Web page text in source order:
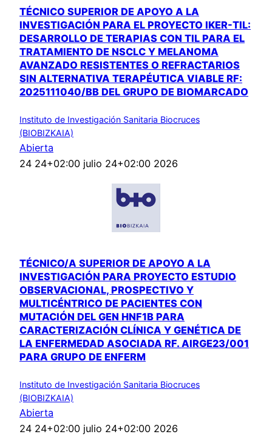
TÉCNICO SUPERIOR DE APOYO A LA
INVESTIGACIÓN PARA EL PROYECTO IKER-TIL:
DESARROLLO DE TERAPIAS CON TIL PARA EL
TRATAMIENTO DE NSCLC Y MELANOMA
AVANZADO RESISTENTES O REFRACTARIOS
SIN ALTERNATIVA TERAPÉUTICA VIABLE RF:
2025111040/BB DEL GRUPO DE BIOMARCADO
Instituto de Investigación Sanitaria Biocruces
(BIOBIZKAIA)
Abierta
24 24+02:00 julio 24+02:00 2026
TÉCNICO/A SUPERIOR DE APOYO A LA
INVESTIGACIÓN PARA PROYECTO ESTUDIO
OBSERVACIONAL, PROSPECTIVO Y
MULTICÉNTRICO DE PACIENTES CON
MUTACIÓN DEL GEN HNF1B PARA
CARACTERIZACIÓN CLÍNICA Y GENÉTICA DE
LA ENFERMEDAD ASOCIADA RF. AIRGE23/001
PARA GRUPO DE ENFERM
Instituto de Investigación Sanitaria Biocruces
(BIOBIZKAIA)
Abierta
24 24+02:00 julio 24+02:00 2026